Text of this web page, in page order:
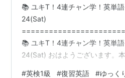
📚 ユキT！4連チャン学！英単
24(Sat)
📚 ユキT！4連チャン学！英単
24(Sat) おはようございます。
#英検1級 #復習英語 #ゆっく